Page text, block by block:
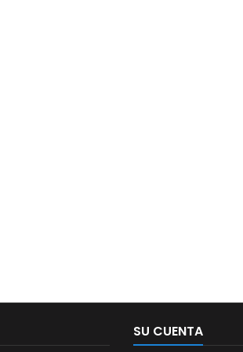
SU CUENTA